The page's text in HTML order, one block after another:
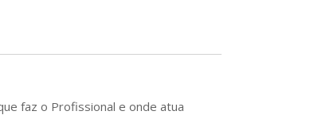
faz o Profissional e onde atua